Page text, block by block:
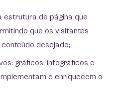
estrutura de página que
que os visitantes
desejado;
gráficos, infográficos e
e enriquecem o